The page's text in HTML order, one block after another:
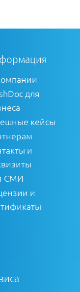
для
кейсы
и
СМИ
и